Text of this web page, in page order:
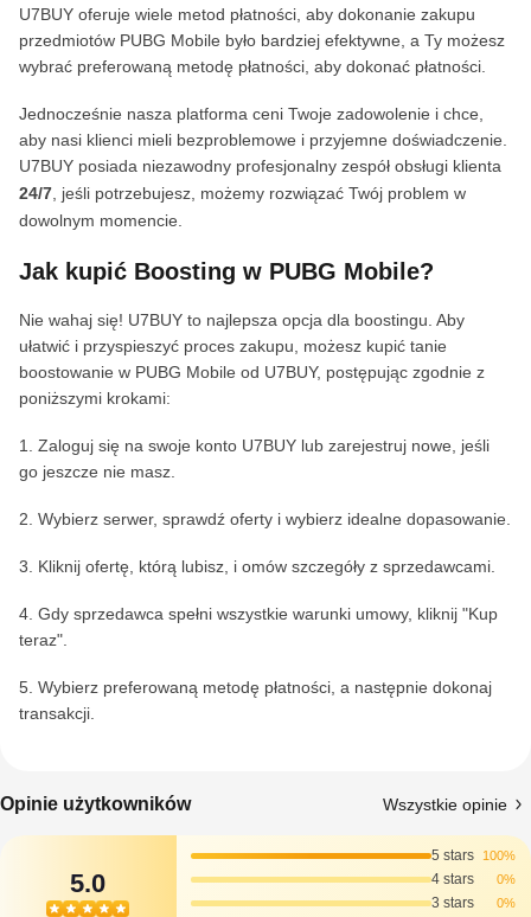
U7BUY oferuje wiele metod płatności, aby dokonanie zakupu
przedmiotów PUBG Mobile było bardziej efektywne, a Ty możesz
wybrać preferowaną metodę płatności, aby dokonać płatności.
Jednocześnie nasza platforma ceni Twoje zadowolenie i chce,
aby nasi klienci mieli bezproblemowe i przyjemne doświadczenie.
U7BUY posiada niezawodny profesjonalny zespół obsługi klienta
24/7, jeśli potrzebujesz, możemy rozwiązać Twój problem w
dowolnym momencie.
Jak kupić Boosting w PUBG Mobile?
Nie wahaj się! U7BUY to najlepsza opcja dla boostingu. Aby
ułatwić i przyspieszyć proces zakupu, możesz kupić tanie
boostowanie w PUBG Mobile od U7BUY, postępując zgodnie z
poniższymi krokami:
1. Zaloguj się na swoje konto U7BUY lub zarejestruj nowe, jeśli
go jeszcze nie masz.
2. Wybierz serwer, sprawdź oferty i wybierz idealne dopasowanie.
3. Kliknij ofertę, którą lubisz, i omów szczegóły z sprzedawcami.
4. Gdy sprzedawca spełni wszystkie warunki umowy, kliknij "Kup
teraz".
5. Wybierz preferowaną metodę płatności, a następnie dokonaj
transakcji.
Opinie użytkowników Wszystkie opinie
5.0
5 stars 100%
4 stars 0%
3 stars 0%